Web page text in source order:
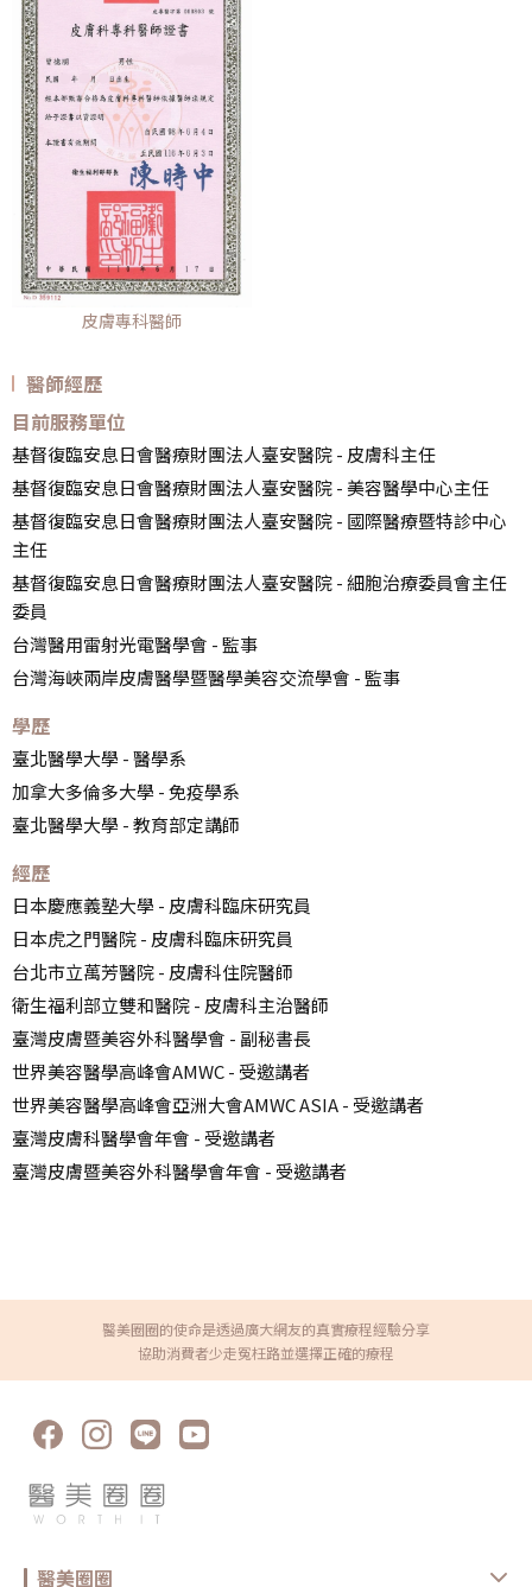
皮膚專科醫師
醫師經歷
目前服務單位
基督復臨安息日會醫療財團法人臺安醫院 - 皮膚科主任
基督復臨安息日會醫療財團法人臺安醫院 - 美容醫學中心主任
基督復臨安息日會醫療財團法人臺安醫院 - 國際醫療暨特診中心
主任
基督復臨安息日會醫療財團法人臺安醫院 - 細胞治療委員會主任
委員
台灣醫用雷射光電醫學會 - 監事
台灣海峽兩岸皮膚醫學暨醫學美容交流學會 - 監事
學歷
臺北醫學大學 - 醫學系
加拿大多倫多大學 - 免疫學系
臺北醫學大學 - 教育部定講師
經歷
日本慶應義塾大學 - 皮膚科臨床研究員
日本虎之門醫院 - 皮膚科臨床研究員
台北市立萬芳醫院 - 皮膚科住院醫師
衛生福利部立雙和醫院 - 皮膚科主治醫師
臺灣皮膚暨美容外科醫學會 - 副秘書長
世界美容醫學高峰會AMWC - 受邀講者
世界美容醫學高峰會亞洲大會AMWC ASIA - 受邀講者
臺灣皮膚科醫學會年會 - 受邀講者
臺灣皮膚暨美容外科醫學會年會 - 受邀講者
醫美圈圈的使命是透過廣大網友的真實療程經驗分享
協助消費者少走冤枉路並選擇正確的療程
醫美圈圈